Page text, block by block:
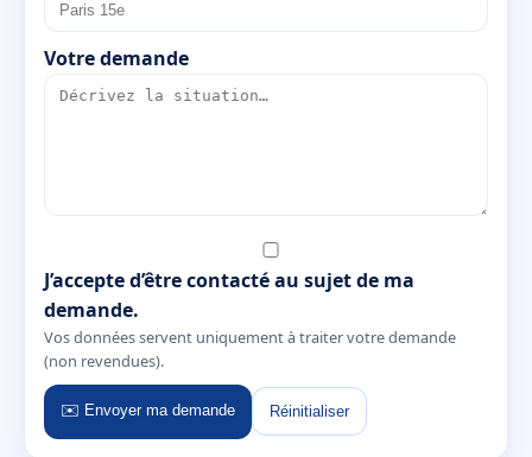
Votre demande
J’accepte d’être contacté au sujet de ma
demande.
Vos données servent uniquement à traiter votre demande
(non revendues).
✉️ Envoyer ma demande Réinitialiser